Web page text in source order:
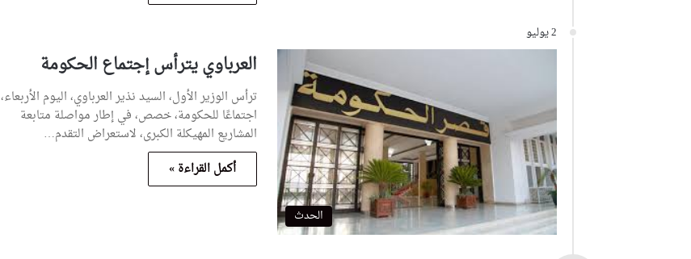
2 يوليو
الحدث
العرباوي يترأس إجتماع الحكومة
ترأس الوزير الأول، السيد نذير العرباوي، اليوم الأربعاء،
اجتماعًا للحكومة، خصص، في إطار مواصلة متابعة
المشاريع المهيكلة الكبرى، لاستعراض التقدم…
أكمل القراءة »